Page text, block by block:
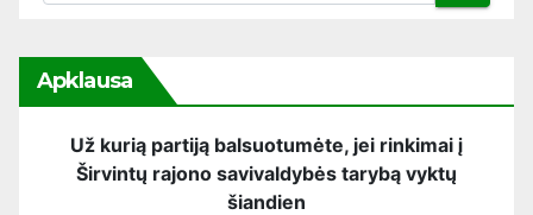
Apklausa
Už kurią partiją balsuotumėte, jei rinkimai į
Širvintų rajono savivaldybės tarybą vyktų
šiandien